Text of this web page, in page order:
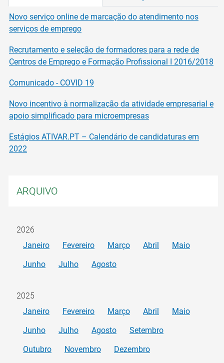
Novo serviço online de marcação do atendimento nos
serviços de emprego
Recrutamento e seleção de formadores para a rede de
Centros de Emprego e Formação Profissional I 2016/2018
Comunicado - COVID 19
Novo incentivo à normalização da atividade empresarial e
apoio simplificado para microempresas
Estágios ATIVAR.PT – Calendário de candidaturas em
2022
ARQUIVO
2026
Janeiro
Fevereiro Março Abril
Maio
Junho
Julho Agosto
2025
Janeiro
Fevereiro Março Abril
Maio
Junho
Julho Agosto
Setembro
Outubro
Novembro Dezembro